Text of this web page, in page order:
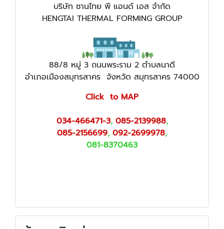
บริษัท ซานไทย พี แอนด์ เอส จำกัด
HENGTAI THERMAL FORMING GROUP
88/8 หมู่ 3 ถนนพระราม 2 ตำบลนาดี
อำเภอเมืองสมุทรสาคร จังหวัด สมุทรสาคร 74000
Click to MAP
034-466471-3, 085-2139988,
085-2156699, 092-2699978,
081-8370463